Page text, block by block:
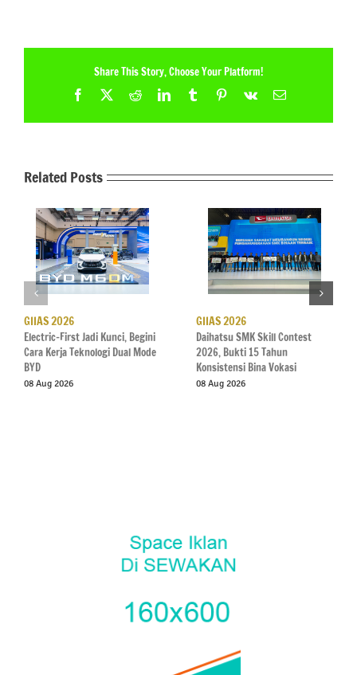
Share This Story, Choose Your Platform!
Facebook
X RedditLinkedInTumblrPinterest
Vk Email
Related Posts
GIIAS 2026
Electric-First Jadi Kunci, Begini
Cara Kerja Teknologi Dual Mode
BYD
08 Aug 2026
GIIAS 2026
Daihatsu SMK Skill Contest
2026, Bukti 15 Tahun
Konsistensi Bina Vokasi
08 Aug 2026